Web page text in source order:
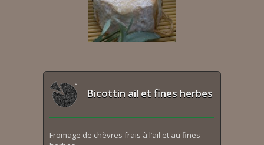
Bicottin ail et fines herbes
Fromage de chèvres frais à l’ail et au fines